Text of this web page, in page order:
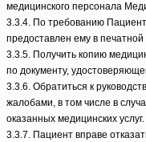
медицинского персонала
3.3.4. По требованию
предоставлен ему в
3.3.5. Получить копию
по документу,
3.3.6. Обратиться к
жалобами, в том числе в
оказанных медицинских услуг.
3.3.7. Пациент вправе